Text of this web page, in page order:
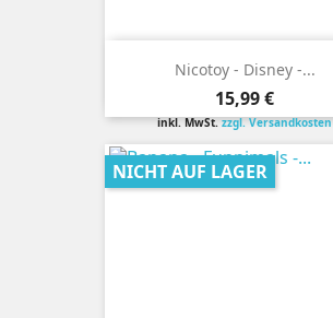
Nicotoy - Disney -...
Preis
15,99 €
inkl. MwSt.zzgl. Versandkosten
NICHT AUF LAGER